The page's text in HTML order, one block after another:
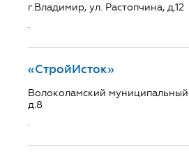
г.Владимир, ул. Растопчина, д.12
.
«СтройИсток»
Волоколамский муниципальный
д.8
.